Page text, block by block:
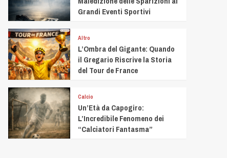
Grandi Eventi Sportivi
Altro
L’Ombra del Gigante: Quando
il Gregario Riscrive la Storia
del Tour de France
Calcio
Un’Età da Capogiro:
L’Incredibile Fenomeno dei
“Calciatori Fantasma”